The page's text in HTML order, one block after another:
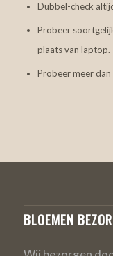
Dubbel-check
Probeer
plaats van laptop.
Probeer meer
BLOEMEN